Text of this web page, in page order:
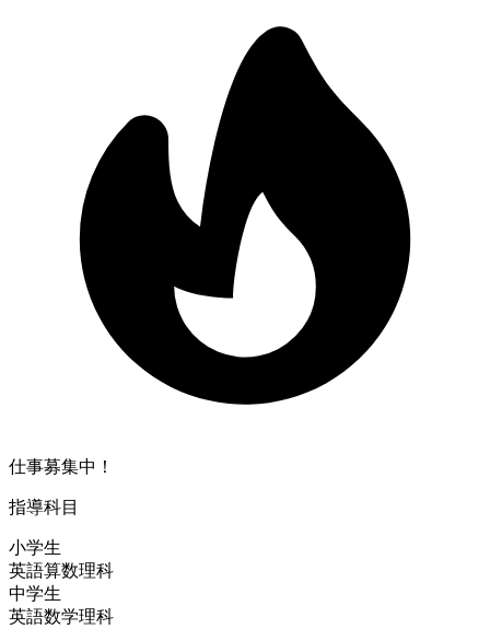
仕事募集中！
指導科目
小学生
英語算数理科
中学生
英語数学理科